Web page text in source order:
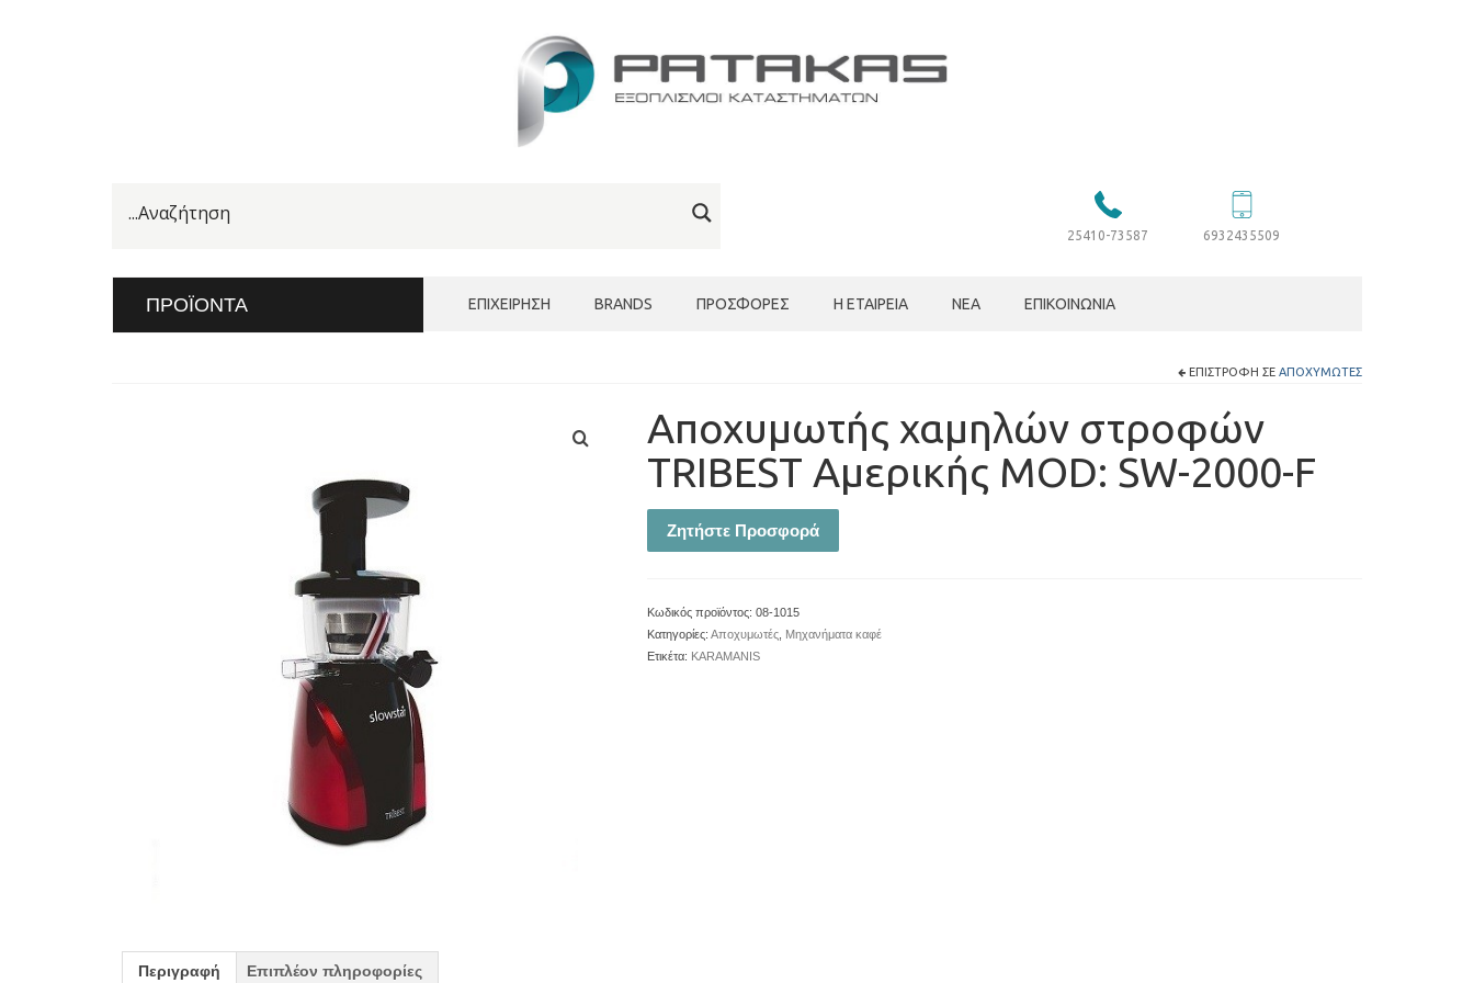
25410-73587 6932435509
ΠΡΟΪΌΝΤΑ ΕΠΙΧΕΊΡΗΣΗ BRANDS ΠΡΟΣΦΟΡΈΣ Η ΕΤΑΙΡΕΊΑ ΝΈΑ ΕΠΙΚΟΙΝΩΝΊΑ
ΕΠΙΣΤΡΟΦΉ ΣΕ ΑΠΟΧΥΜΩΤΈΣ
Αποχυμωτής χαμηλών στροφών
TRIBEST Αμερικής MOD: SW-2000-F
Ζητήστε Προσφορά
Κωδικός προϊόντος: 08-1015
Κατηγορίες: Αποχυμωτές, Μηχανήματα καφέ
Ετικέτα: KARAMANIS
Περιγραφή Επιπλέον πληροφορίες